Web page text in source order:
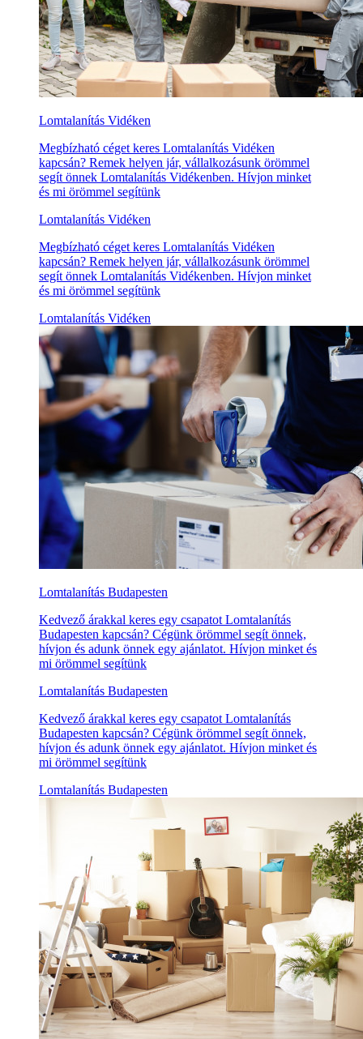
Lomtalanítás Vidéken
Megbízható céget keres Lomtalanítás Vidéken
kapcsán? Remek helyen jár, vállalkozásunk örömmel
segít önnek Lomtalanítás Vidékenben. Hívjon minket
és mi örömmel segítünk
Lomtalanítás Vidéken
Megbízható céget keres Lomtalanítás Vidéken
kapcsán? Remek helyen jár, vállalkozásunk örömmel
segít önnek Lomtalanítás Vidékenben. Hívjon minket
és mi örömmel segítünk
Lomtalanítás Vidéken
Lomtalanítás Budapesten
Kedvező árakkal keres egy csapatot Lomtalanítás
Budapesten kapcsán? Cégünk örömmel segít önnek,
hívjon és adunk önnek egy ajánlatot. Hívjon minket és
mi örömmel segítünk
Lomtalanítás Budapesten
Kedvező árakkal keres egy csapatot Lomtalanítás
Budapesten kapcsán? Cégünk örömmel segít önnek,
hívjon és adunk önnek egy ajánlatot. Hívjon minket és
mi örömmel segítünk
Lomtalanítás Budapesten